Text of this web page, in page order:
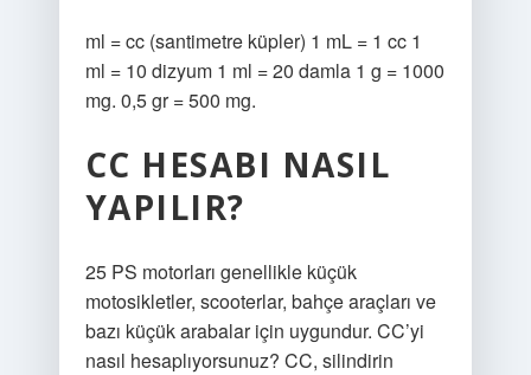
ml = cc (santimetre küpler) 1 mL = 1 cc 1
ml = 10 dizyum 1 ml = 20 damla 1 g = 1000
mg. 0,5 gr = 500 mg.
CC HESABI NASIL
YAPILIR?
25 PS motorları genellikle küçük
motosikletler, scooterlar, bahçe araçları ve
bazı küçük arabalar için uygundur. CC’yi
nasıl hesaplıyorsunuz? CC, silindirin